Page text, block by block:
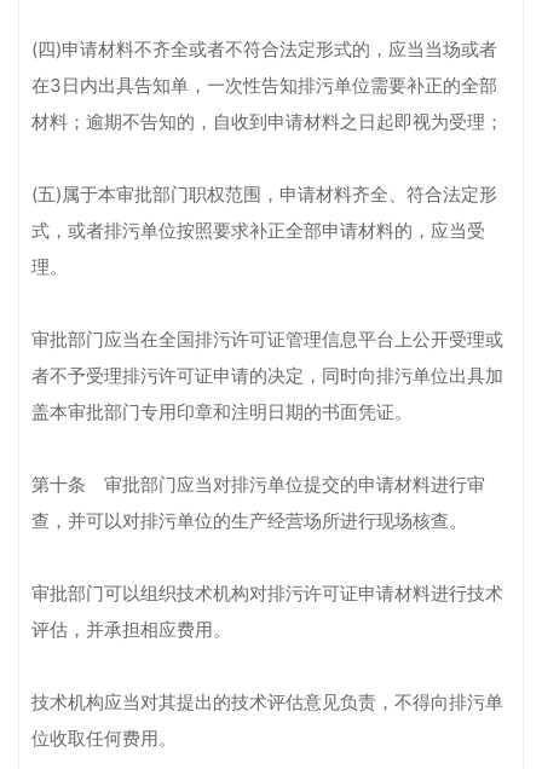
(四)申请材料不齐全或者不符合法定形式的，应当当场或者
在3日内出具告知单，一次性告知排污单位需要补正的全部
材料；逾期不告知的，自收到申请材料之日起即视为受理；
(五)属于本审批部门职权范围，申请材料齐全、符合法定形
式，或者排污单位按照要求补正全部申请材料的，应当受
理。
审批部门应当在全国排污许可证管理信息平台上公开受理或
者不予受理排污许可证申请的决定，同时向排污单位出具加
盖本审批部门专用印章和注明日期的书面凭证。
第十条 审批部门应当对排污单位提交的申请材料进行审
查，并可以对排污单位的生产经营场所进行现场核查。
审批部门可以组织技术机构对排污许可证申请材料进行技术
评估，并承担相应费用。
技术机构应当对其提出的技术评估意见负责，不得向排污单
位收取任何费用。